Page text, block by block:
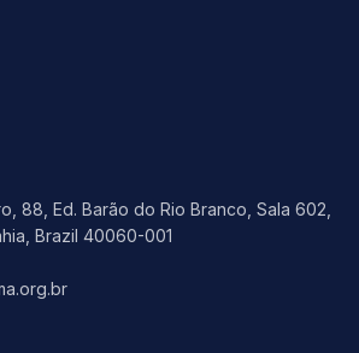
88, Ed. Barão do Rio Branco, Sala 602,
Brazil 40060-001